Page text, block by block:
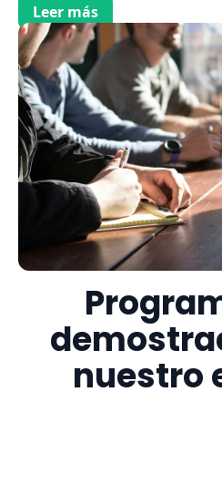
Leer más
nuestro